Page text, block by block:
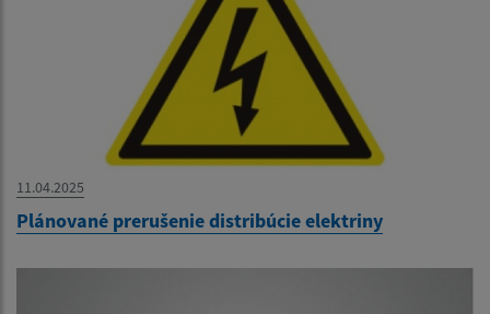
11.04.2025
Plánované prerušenie distribúcie elektriny